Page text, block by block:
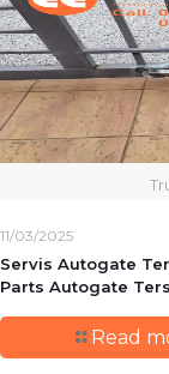
11/03/2025
Servis Autogate
Parts Autogate
Read